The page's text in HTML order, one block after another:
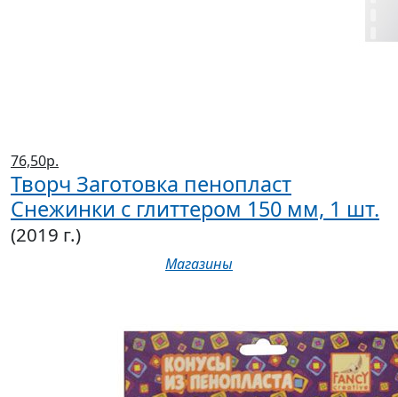
76,50р.
Творч Заготовка пенопласт
Снежинки с глиттером 150 мм, 1 шт.
(2019 г.)
Магазины